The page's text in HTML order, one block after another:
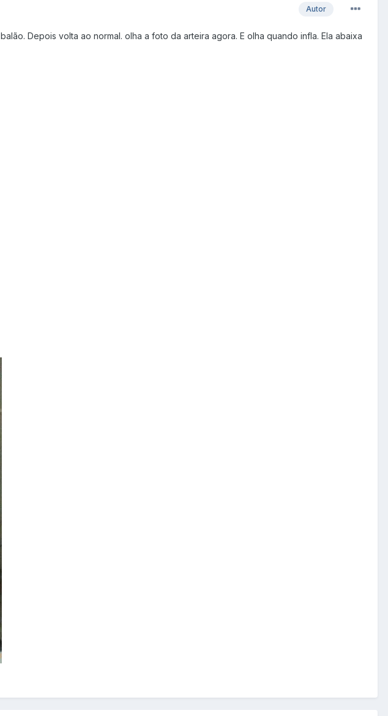
Autor
Depois volta ao normal. olha a foto da arteira agora. E olha quando infla. Ela abaixa